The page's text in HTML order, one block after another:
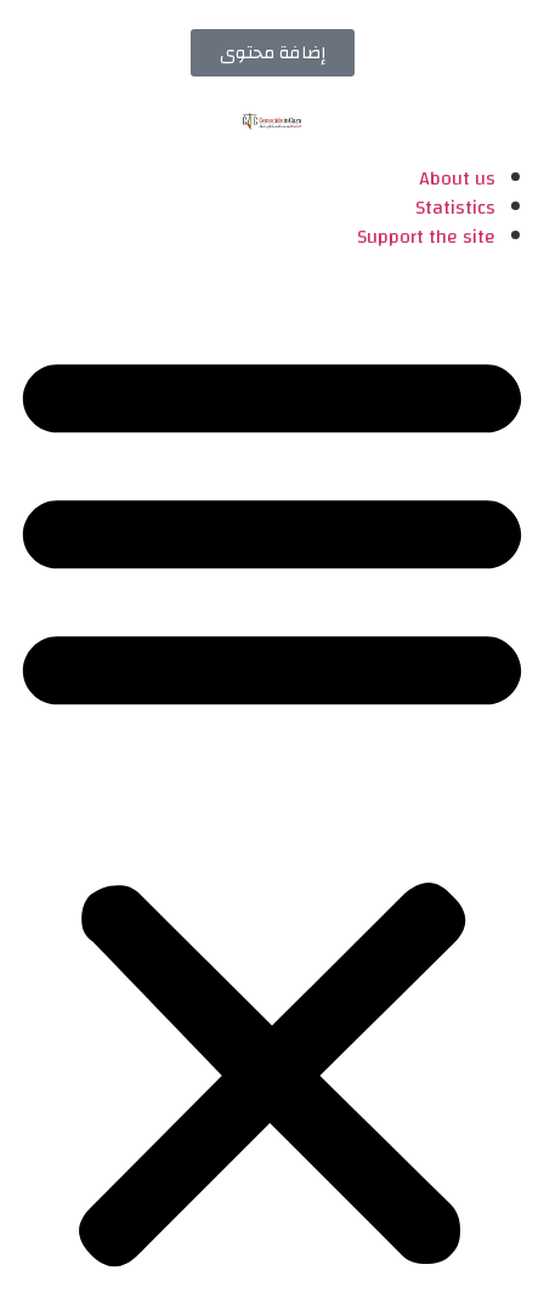
إضافة محتوى
About us
Statistics
Support the site